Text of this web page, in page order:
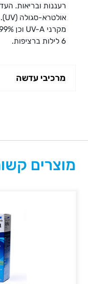
רעננות ובריאות.
6 לילות ברציפות.
מרכיבי עדשה
מוצרים